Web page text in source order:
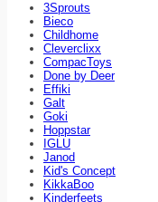
3Sprouts
Bieco
Childhome
Cleverclixx
CompacToys
Done by Deer
Effiki
Galt
Goki
Hoppstar
IGLU
Janod
Kid's Concept
KikkaBoo
Kinderfeets